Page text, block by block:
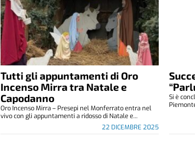
Tutti gli appuntamenti di Oro
Incenso Mirra tra Natale e
Capodanno
22 DICEMBRE 2025
Oro Incenso Mirra – Presepi nel Monferrato entra nel
vivo con gli appuntamenti a ridosso di Natale e...
Si è